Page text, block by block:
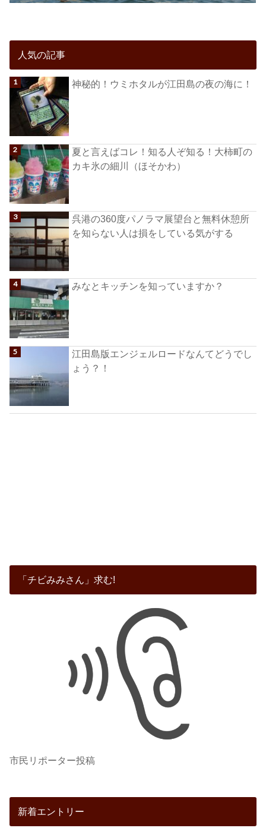
人気の記事
神秘的！ウミホタルが江田島の夜の海に！
夏と言えばコレ！知る人ぞ知る！大柿町の
カキ氷の細川（ほそかわ）
呉港の360度パノラマ展望台と無料休憩所
を知らない人は損をしている気がする
みなとキッチンを知っていますか？
江田島版エンジェルロードなんてどうでし
ょう？！
「チビみみさん」求む!
市民リポーター投稿
新着エントリー